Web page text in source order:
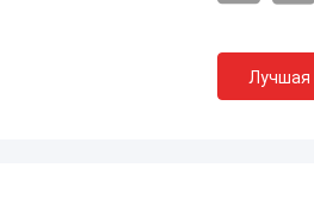
Лучшая